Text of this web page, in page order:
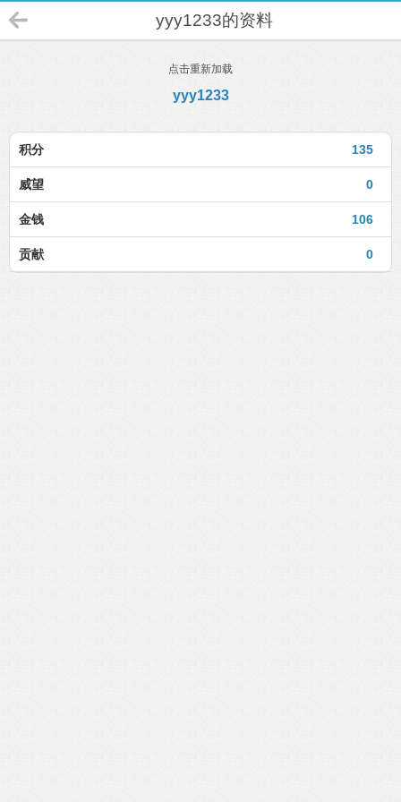
yyy1233的资料
点击重新加载
yyy1233
135
积分
0
威望
106
金钱
0
贡献